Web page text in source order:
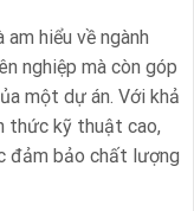
hiểu về ngành
nghiệp mà còn góp
một dự án. Với khả
thức kỹ thuật cao,
đảm bảo chất lượng